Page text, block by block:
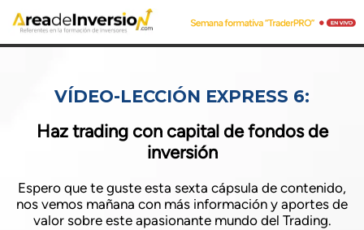
VÍDEO-LECCIÓN EXPRESS 6:
Haz trading con capital de fondos de
inversión
Espero que te guste esta sexta cápsula de contenido,
nos vemos mañana con más información y aportes de
valor sobre este apasionante mundo del Trading.